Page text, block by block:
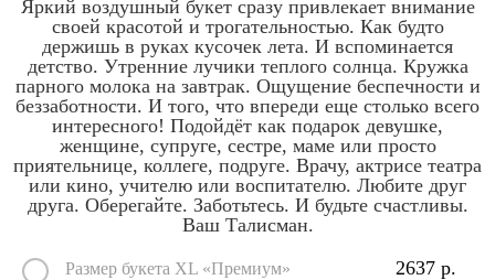
Яркий воздушный букет сразу привлекает внимание
своей красотой и трогательностью. Как будто
держишь в руках кусочек лета. И вспоминается
детство. Утренние лучики теплого солнца. Кружка
парного молока на завтрак. Ощущение беспечности и
беззаботности. И того, что впереди еще столько всего
интересного! Подойдёт как подарок девушке,
женщине, супруге, сестре, маме или просто
приятельнице, коллеге, подруге. Врачу, актрисе театра
или кино, учителю или воспитателю. Любите друг
друга. Оберегайте. Заботьтесь. И будьте счастливы.
Ваш Талисман.
Размер букета XL «Премиум» 2637 р.